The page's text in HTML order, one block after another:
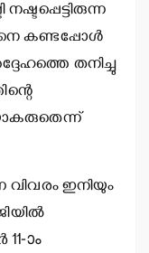
കണ്ടപ്പോള്‍
തനിച്ചു
ഇനിയും
ാം